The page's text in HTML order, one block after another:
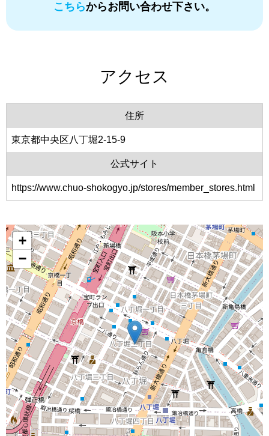
こちらからお問い合わせ下さい。
アクセス
住所
東京都中央区八丁堀2-15-9
公式サイト
https://www.chuo-shokogyo.jp/stores/member_stores.html
+
−